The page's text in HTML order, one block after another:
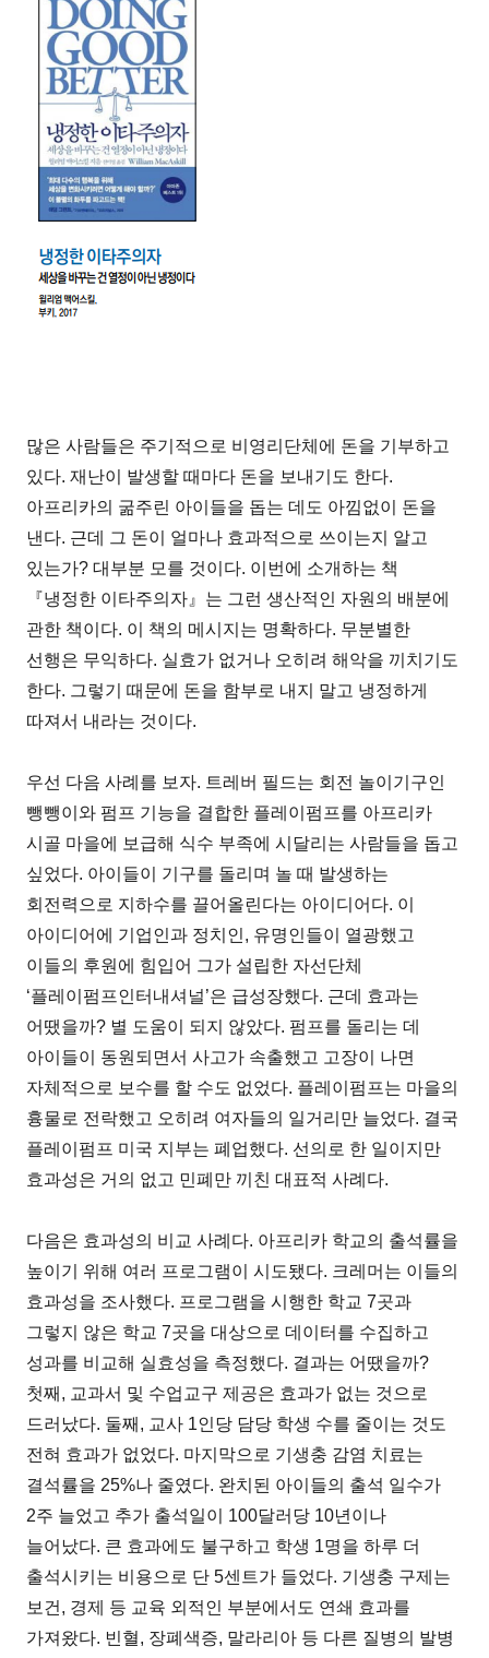
많은 사람들은 주기적으로 비영리단체에 돈을 기부하고
있다. 재난이 발생할 때마다 돈을 보내기도 한다.
아프리카의 굶주린 아이들을 돕는 데도 아낌없이 돈을
낸다. 근데 그 돈이 얼마나 효과적으로 쓰이는지 알고
있는가? 대부분 모를 것이다. 이번에 소개하는 책
『냉정한 이타주의자』는 그런 생산적인 자원의 배분에
관한 책이다. 이 책의 메시지는 명확하다. 무분별한
선행은 무익하다. 실효가 없거나 오히려 해악을 끼치기도
한다. 그렇기 때문에 돈을 함부로 내지 말고 냉정하게
따져서 내라는 것이다.
우선 다음 사례를 보자. 트레버 필드는 회전 놀이기구인
뺑뺑이와 펌프 기능을 결합한 플레이펌프를 아프리카
시골 마을에 보급해 식수 부족에 시달리는 사람들을 돕고
싶었다. 아이들이 기구를 돌리며 놀 때 발생하는
회전력으로 지하수를 끌어올린다는 아이디어다. 이
아이디어에 기업인과 정치인, 유명인들이 열광했고
이들의 후원에 힘입어 그가 설립한 자선단체
‘플레이펌프인터내셔널’은 급성장했다. 근데 효과는
어땠을까? 별 도움이 되지 않았다. 펌프를 돌리는 데
아이들이 동원되면서 사고가 속출했고 고장이 나면
자체적으로 보수를 할 수도 없었다. 플레이펌프는 마을의
흉물로 전락했고 오히려 여자들의 일거리만 늘었다. 결국
플레이펌프 미국 지부는 폐업했다. 선의로 한 일이지만
효과성은 거의 없고 민폐만 끼친 대표적 사례다.
다음은 효과성의 비교 사례다. 아프리카 학교의 출석률을
높이기 위해 여러 프로그램이 시도됐다. 크레머는 이들의
효과성을 조사했다. 프로그램을 시행한 학교 7곳과
그렇지 않은 학교 7곳을 대상으로 데이터를 수집하고
성과를 비교해 실효성을 측정했다. 결과는 어땠을까?
첫째, 교과서 및 수업교구 제공은 효과가 없는 것으로
드러났다. 둘째, 교사 1인당 담당 학생 수를 줄이는 것도
전혀 효과가 없었다. 마지막으로 기생충 감염 치료는
결석률을 25%나 줄였다. 완치된 아이들의 출석 일수가
2주 늘었고 추가 출석일이 100달러당 10년이나
늘어났다. 큰 효과에도 불구하고 학생 1명을 하루 더
출석시키는 비용으로 단 5센트가 들었다. 기생충 구제는
보건, 경제 등 교육 외적인 부분에서도 연쇄 효과를
가져왔다. 빈혈, 장폐색증, 말라리아 등 다른 질병의 발병